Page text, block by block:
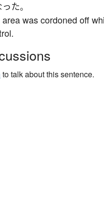
った。
was cordoned off
to talk about this sentence.